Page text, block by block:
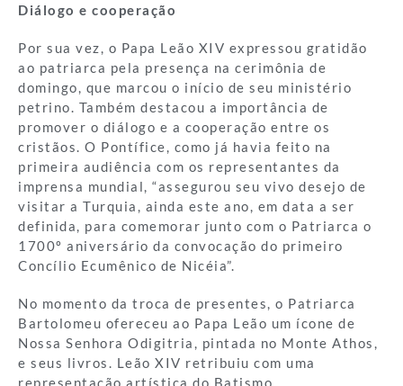
Diálogo e cooperação
Por sua vez, o Papa Leão XIV expressou gratidão
ao patriarca pela presença na cerimônia de
domingo, que marcou o início de seu ministério
petrino. Também destacou a importância de
promover o diálogo e a cooperação entre os
cristãos. O Pontífice, como já havia feito na
primeira audiência com os representantes da
imprensa mundial, “assegurou seu vivo desejo de
visitar a Turquia, ainda este ano, em data a ser
definida, para comemorar junto com o Patriarca o
1700º aniversário da convocação do primeiro
Concílio Ecumênico de Nicéia”.
No momento da troca de presentes, o Patriarca
Bartolomeu ofereceu ao Papa Leão um ícone de
Nossa Senhora Odigitria, pintada no Monte Athos,
e seus livros. Leão XIV retribuiu com uma
representação artística do Batismo.